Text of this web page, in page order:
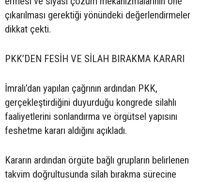
çıkarılması gerektiği yönündeki değerlendirmeler
dikkat çekti.
PKK’DEN FESİH VE SİLAH BIRAKMA KARARI
İmralı’dan yapılan çağrının ardından PKK,
gerçekleştirdiğini duyurduğu kongrede silahlı
faaliyetlerini sonlandırma ve örgütsel yapısını
feshetme kararı aldığını açıkladı.
Kararın ardından örgüte bağlı grupların belirlenen
takvim doğrultusunda silah bırakma sürecine